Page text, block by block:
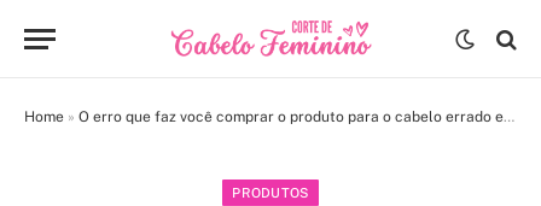
Home » O erro que faz você comprar o produto para o cabelo errado e como acertar
PRODUTOS